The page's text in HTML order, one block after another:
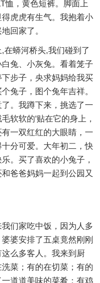
恤，黄色短裤。脚面上
虎虎有生气。我抱着小
回家了。
在蟒河桥头,我们碰到了
兔、小灰兔。看着笼子
步子，央求妈妈给我买
兔子，图个兔年吉祥。
。我蹲下来，挑选了一
软软的'贴在它的身上，
一双红红的大眼睛，一
分可爱。大年初二，快
。买了喜欢的小兔子，
爸爸妈妈一起到公园又
们家吃中饭，因为人多
婆安排了五桌竟然刚刚
么多客人。我来到厨
菜；有的在切菜；有的
道道美味的菜肴：有鸡